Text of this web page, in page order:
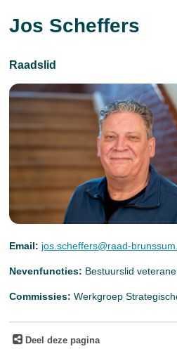
Jos Scheffers
Raadslid
Email: jos.scheffers@raad-
Nevenfuncties: Bestuurslid
Commissies:Werkgroep
Deel deze pagina